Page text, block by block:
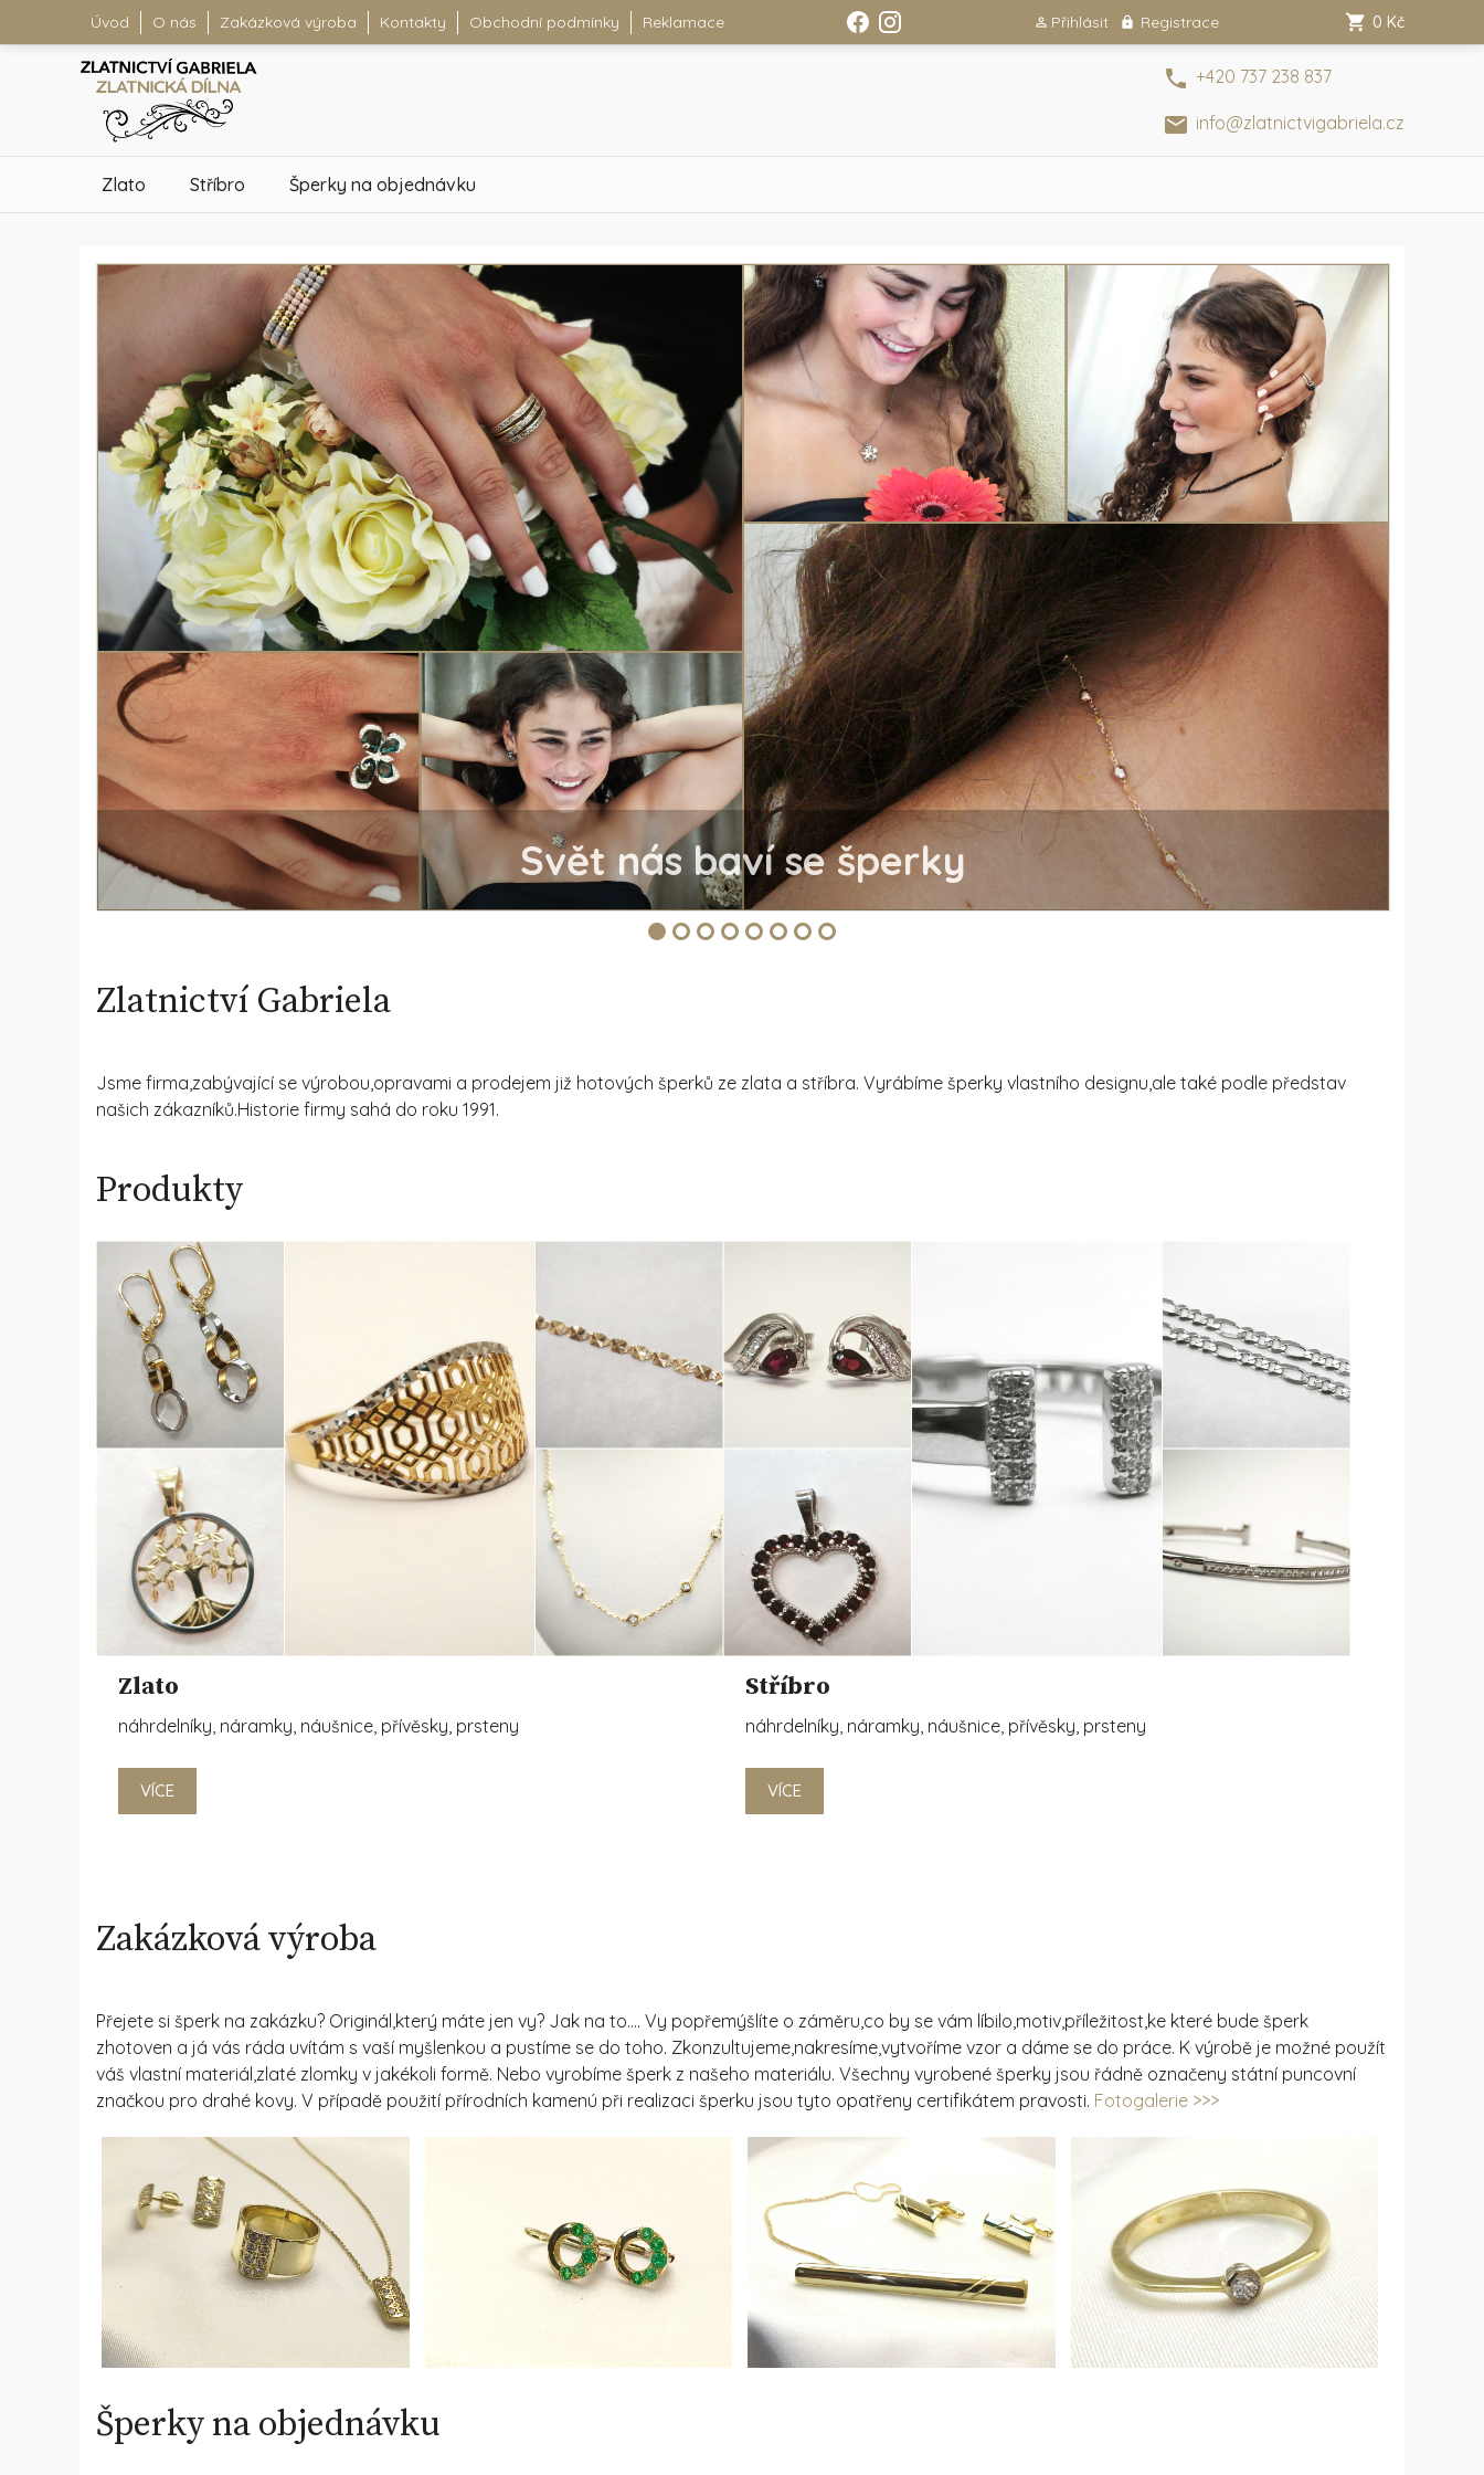
Úvod O nás Zakázková výroba Kontakty Obchodní podmínky Reklamace Přihlásit Registrace 0 Kč
+420 737 238 837
info@zlatnictvigabriela.cz
Zlato Stříbro Šperky na objednávku
Svět nás baví se šperky
Zlatnictví Gabriela
Jsme firma,zabývající se výrobou,opravami a prodejem již hotových šperků ze zlata a stříbra. Vyrábíme šperky vlastního designu,ale také podle představ
našich zákazníků.Historie firmy sahá do roku 1991.
Produkty
Zlato
náhrdelníky, náramky, náušnice, přívěsky, prsteny
VÍCE
Stříbro
náhrdelníky, náramky, náušnice, přívěsky, prsteny
VÍCE
Zakázková výroba
Přejete si šperk na zakázku? Originál,který máte jen vy? Jak na to.... Vy popřemýšlíte o záměru,co by se vám líbilo,motiv,příležitost,ke které bude šperk
zhotoven a já vás ráda uvítám s vaší myšlenkou a pustíme se do toho. Zkonzultujeme,nakresíme,vytvoříme vzor a dáme se do práce. K výrobě je možné použít
váš vlastní materiál,zlaté zlomky v jakékoli formě. Nebo vyrobíme šperk z našeho materiálu. Všechny vyrobené šperky jsou řádně označeny státní puncovní
značkou pro drahé kovy. V případě použití přírodních kamenú při realizaci šperku jsou tyto opatřeny certifikátem pravosti. Fotogalerie >>>
Šperky na objednávku